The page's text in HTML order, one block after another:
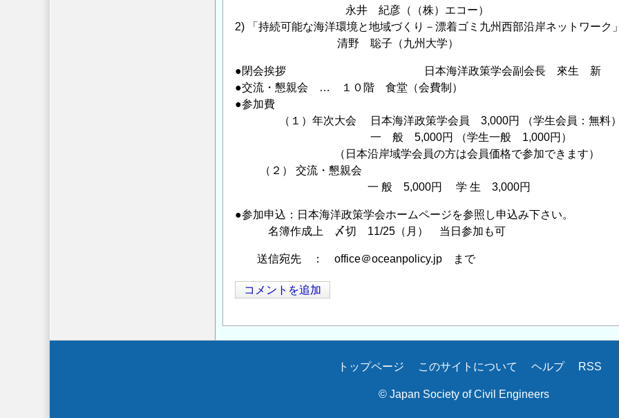
永井 紀彦（（株）エコー）
2) 「持続可能な海洋環境と地域づくり－漂着ゴミ九州西部沿岸ネットワーク
清野 聡子（九州大学）
●閉会挨拶 日本海洋政策学会副会長 來生 新
●交流・懇親会 … １０階 食堂（会費制）
●参加費
（１）年次大会 日本海洋政策学会員 3,000円 （学生会員：無料
一 般 5,000円 （学生一般 1,000円）
（日本沿岸域学会員の方は会員価格で参加できます）
（２） 交流・懇親会
一 般 5,000円 学 生 3,000円
●参加申込：日本海洋政策学会ホームページを参照し申込み下さい。
名簿作成上 〆切 11/25（月） 当日参加も可
送信宛先 ： office＠oceanpolicy.jp まで
コメントを追加
トップページ このサイトについて ヘルプ RSS
© Japan Society of Civil Engineers